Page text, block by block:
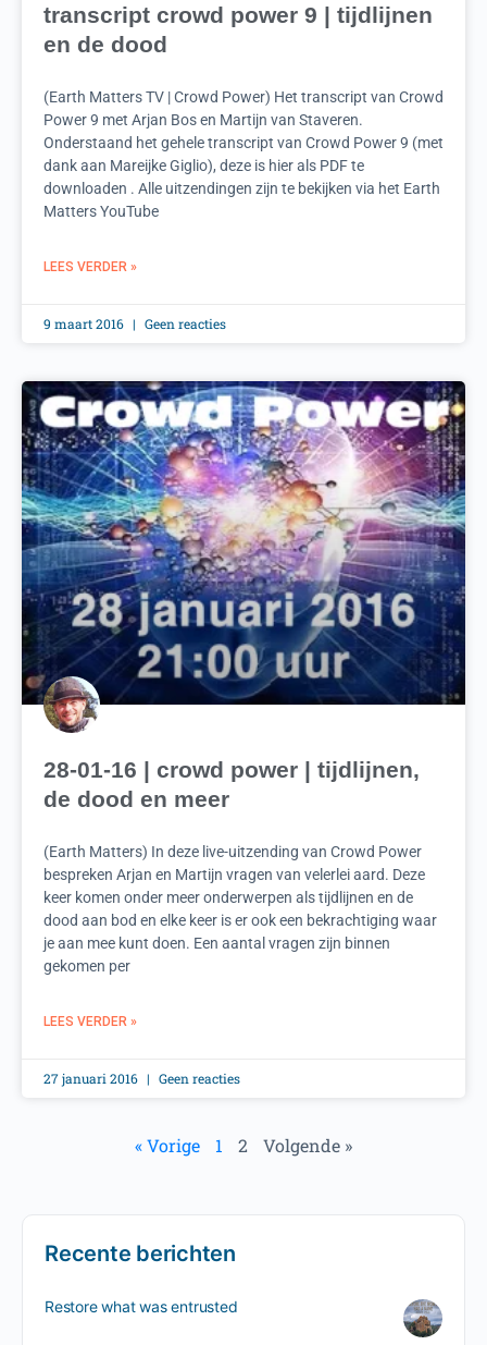
transcript crowd power 9 | tijdlijnen
en de dood
(Earth Matters TV | Crowd Power) Het transcript van Crowd
Power 9 met Arjan Bos en Martijn van Staveren.
Onderstaand het gehele transcript van Crowd Power 9 (met
dank aan Mareijke Giglio), deze is hier als PDF te
downloaden . Alle uitzendingen zijn te bekijken via het Earth
Matters YouTube
LEES VERDER »
9 maart 2016 Geen reacties
28-01-16 | crowd power | tijdlijnen,
de dood en meer
(Earth Matters) In deze live-uitzending van Crowd Power
bespreken Arjan en Martijn vragen van velerlei aard. Deze
keer komen onder meer onderwerpen als tijdlijnen en de
dood aan bod en elke keer is er ook een bekrachtiging waar
je aan mee kunt doen. Een aantal vragen zijn binnen
gekomen per
LEES VERDER »
27 januari 2016 Geen reacties
« Vorige 1 2 Volgende »
Recente berichten
Restore what was entrusted